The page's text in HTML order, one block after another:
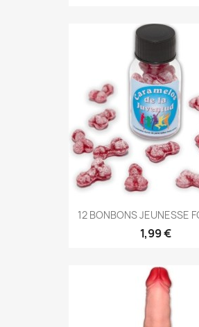
12 BONBONS JEUNESSE
1,99 €